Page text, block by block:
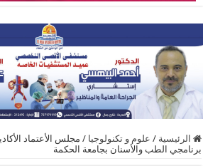
الرئيسية / علوم و تكنولوجيا / مجلس الأعتماد
برنامجي الطب والأسنان بجامعة الحكمة